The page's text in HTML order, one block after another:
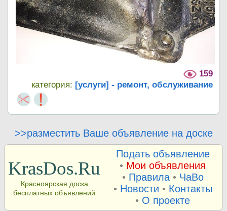
159
категория: [услуги] - ремонт, обслуживание
>>разместить Ваше объявление на доске
KrasDos.Ru
Красноярская доска
бесплатных объявлений
Подать объявление
• Мои объявления
• Правила• ЧаВо
• Новости • Контакты
• О проекте